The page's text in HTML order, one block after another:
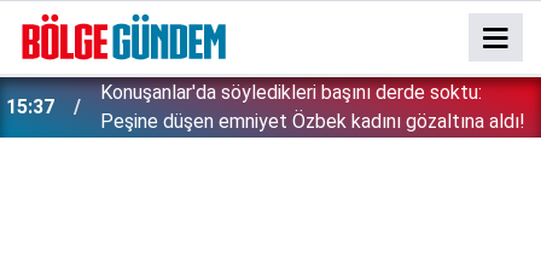
15:37
Konuşanlar'da söyledikleri başını derde soktu:
Peşine düşen emniyet Özbek kadını gözaltına aldı!